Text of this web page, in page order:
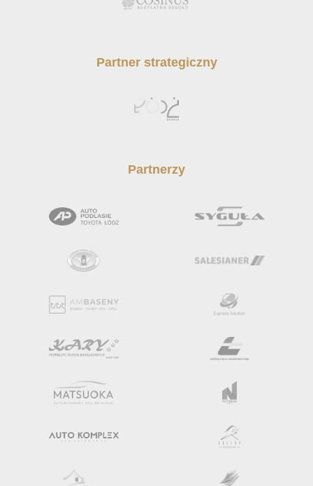
Partner strategiczny
Partnerzy